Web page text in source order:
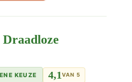
KEUZE 4,1 VAN 5